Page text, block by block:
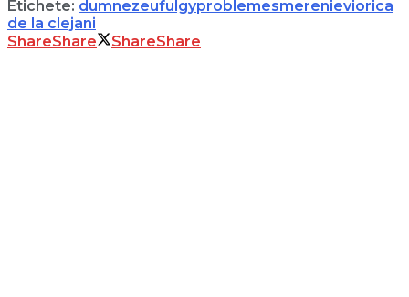
Etichete: dumnezeufulgyproblemesmerenieviorica
de la clejani
ShareShare ShareShare